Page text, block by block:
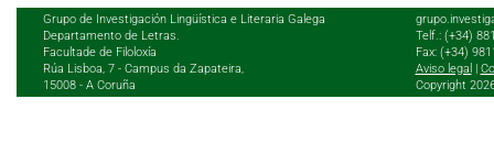
Grupo de Investigación Lingüística e Literaria Galega
Departamento de Letras.
Facultade de Filoloxía
Rúa Lisboa, 7 - Campus da Zapateira,
15008 - A Coruña
Telf.: (+34)
Fax: (+34)
Aviso legal
Copyright